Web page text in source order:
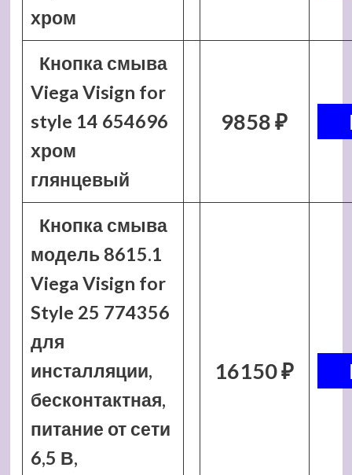
хром
Кнопка смыва
Viega Visign for
style 14 654696
хром
глянцевый
9858 ₽
Кнопка смыва
модель 8615.1
Viega Visign for
Style 25 774356
для
инсталляции,
бесконтактная,
питание от сети
6,5 В,
16150 ₽